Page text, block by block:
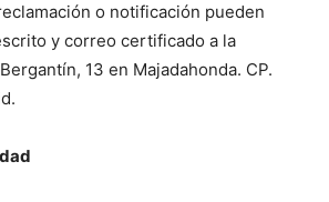
o notificación pueden
y correo certificado a la
13 en Majadahonda. CP.